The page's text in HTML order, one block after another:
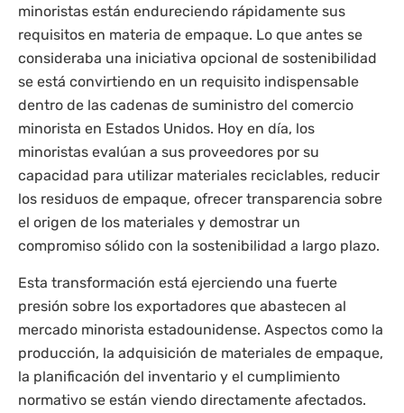
minoristas están endureciendo rápidamente sus
requisitos en materia de empaque. Lo que antes se
consideraba una iniciativa opcional de sostenibilidad
se está convirtiendo en un requisito indispensable
dentro de las cadenas de suministro del comercio
minorista en Estados Unidos. Hoy en día, los
minoristas evalúan a sus proveedores por su
capacidad para utilizar materiales reciclables, reducir
los residuos de empaque, ofrecer transparencia sobre
el origen de los materiales y demostrar un
compromiso sólido con la sostenibilidad a largo plazo.
Esta transformación está ejerciendo una fuerte
presión sobre los exportadores que abastecen al
mercado minorista estadounidense. Aspectos como la
producción, la adquisición de materiales de empaque,
la planificación del inventario y el cumplimiento
normativo se están viendo directamente afectados.